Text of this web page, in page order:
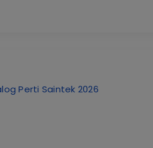
Perti Saintek 2026